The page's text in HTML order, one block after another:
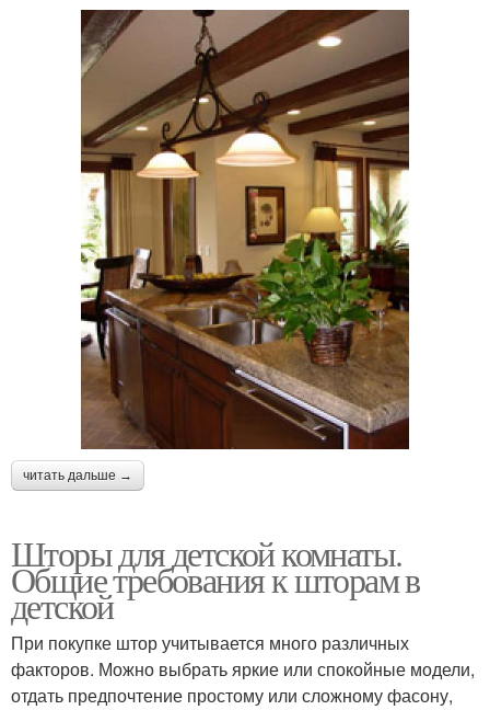
читать дальше →
Шторы для детской комнаты.
Общие требования к шторам в
детской
При покупке штор учитывается много различных
факторов. Можно выбрать яркие или спокойные модели,
отдать предпочтение простому или сложному фасону,